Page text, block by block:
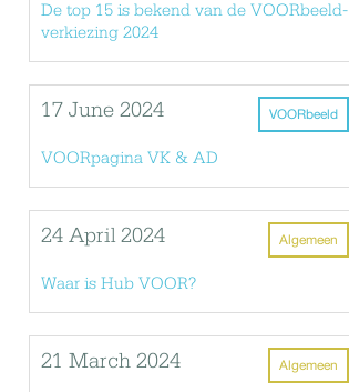
De top 15 is bekend van de VOORbeeld-
verkiezing 2024
VOORbeeld
17 June 2024
VOORpagina VK & AD
Algemeen
24 April 2024
Waar is Hub VOOR?
Algemeen
21 March 2024